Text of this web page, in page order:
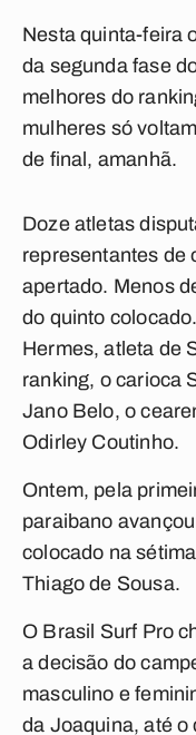
Nesta quinta-feira
da segunda fase
melhores do
mulheres só
de final, amanhã.
Doze atletas
representantes de
apertado. Menos
do quinto
Hermes, atleta de
ranking, o carioca
Jano Belo, o
Odirley Coutinho.
Ontem, pela
paraibano
colocado na
Thiago de Sousa.
O Brasil Surf Pro
a decisão do
masculino e
da Joaquina, até o